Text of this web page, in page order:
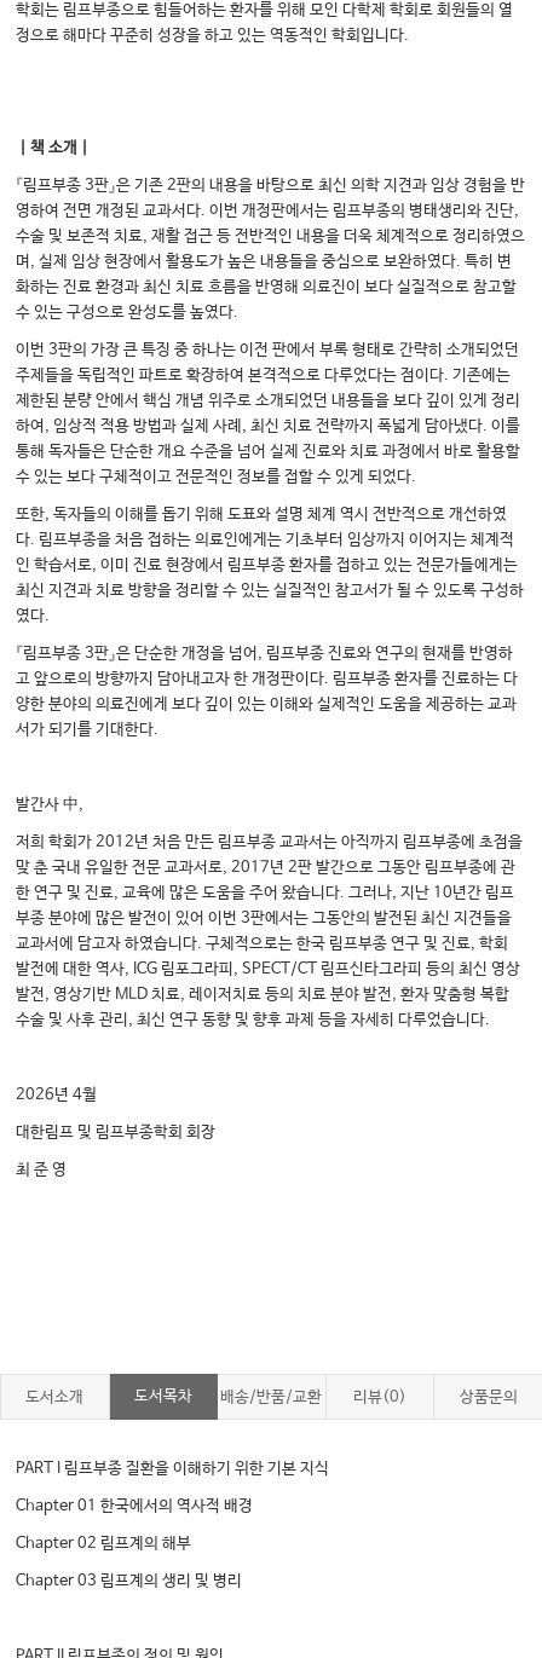
학회는 림프부종으로 힘들어하는 환자를 위해 모인 다학제 학회로 회원들의 열
정으로 해마다 꾸준히 성장을 하고 있는 역동적인 학회입니다.
｜책 소개｜
『림프부종 3판』은 기존 2판의 내용을 바탕으로 최신 의학 지견과 임상 경험을 반
영하여 전면 개정된 교과서다. 이번 개정판에서는 림프부종의 병태생리와 진단,
수술 및 보존적 치료, 재활 접근 등 전반적인 내용을 더욱 체계적으로 정리하였으
며, 실제 임상 현장에서 활용도가 높은 내용들을 중심으로 보완하였다. 특히 변
화하는 진료 환경과 최신 치료 흐름을 반영해 의료진이 보다 실질적으로 참고할
수 있는 구성으로 완성도를 높였다.
이번 3판의 가장 큰 특징 중 하나는 이전 판에서 부록 형태로 간략히 소개되었던
주제들을 독립적인 파트로 확장하여 본격적으로 다루었다는 점이다. 기존에는
제한된 분량 안에서 핵심 개념 위주로 소개되었던 내용들을 보다 깊이 있게 정리
하여, 임상적 적용 방법과 실제 사례, 최신 치료 전략까지 폭넓게 담아냈다. 이를
통해 독자들은 단순한 개요 수준을 넘어 실제 진료와 치료 과정에서 바로 활용할
수 있는 보다 구체적이고 전문적인 정보를 접할 수 있게 되었다.
또한, 독자들의 이해를 돕기 위해 도표와 설명 체계 역시 전반적으로 개선하였
다. 림프부종을 처음 접하는 의료인에게는 기초부터 임상까지 이어지는 체계적
인 학습서로, 이미 진료 현장에서 림프부종 환자를 접하고 있는 전문가들에게는
최신 지견과 치료 방향을 정리할 수 있는 실질적인 참고서가 될 수 있도록 구성하
였다.
『림프부종 3판』은 단순한 개정을 넘어, 림프부종 진료와 연구의 현재를 반영하
고 앞으로의 방향까지 담아내고자 한 개정판이다. 림프부종 환자를 진료하는 다
양한 분야의 의료진에게 보다 깊이 있는 이해와 실제적인 도움을 제공하는 교과
서가 되기를 기대한다.
발간사 中,
저희 학회가 2012년 처음 만든 림프부종 교과서는 아직까지 림프부종에 초점을
맞 춘 국내 유일한 전문 교과서로, 2017년 2판 발간으로 그동안 림프부종에 관
한 연구 및 진료, 교육에 많은 도움을 주어 왔습니다. 그러나, 지난 10년간 림프
부종 분야에 많은 발전이 있어 이번 3판에서는 그동안의 발전된 최신 지견들을
교과서에 담고자 하였습니다. 구체적으로는 한국 림프부종 연구 및 진료, 학회
발전에 대한 역사, ICG 림포그라피, SPECT/CT 림프신타그라피 등의 최신 영상
발전, 영상기반 MLD 치료, 레이저치료 등의 치료 분야 발전, 환자 맞춤형 복합
수술 및 사후 관리, 최신 연구 동향 및 향후 과제 등을 자세히 다루었습니다.
2026년 4월
대한림프 및 림프부종학회 회장
최 준 영
도서소개 도서목차 배송/반품/교환 리뷰(0) 상품문의
PART I 림프부종 질환을 이해하기 위한 기본 지식
Chapter 01 한국에서의 역사적 배경
Chapter 02 림프계의 해부
Chapter 03 림프계의 생리 및 병리